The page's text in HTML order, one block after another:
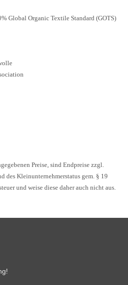
Global Organic Textile Standard (GOTS)
Preise, sind Endpreise zzgl.
des Kleinunternehmerstatus gem. § 19
und weise diese daher auch nicht aus.